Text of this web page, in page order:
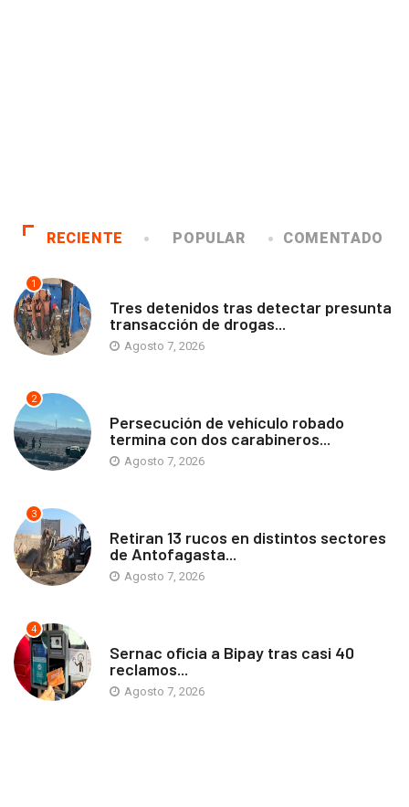
RECIENTE POPULAR COMENTADO
1
Tres detenidos tras detectar presunta
transacción de drogas...
Agosto 7, 2026
2
Persecución de vehículo robado
termina con dos carabineros...
Agosto 7, 2026
3
Retiran 13 rucos en distintos sectores
de Antofagasta...
Agosto 7, 2026
4
Sernac oficia a Bipay tras casi 40
reclamos...
Agosto 7, 2026